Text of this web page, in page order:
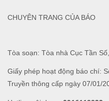
Tòa soạn: Tòa nhà Cục Tần
Giấy phép hoạt động báo chí:
Truyền thông cấp ngày 07/01/
CHUYÊN TRANG CỦA BÁO